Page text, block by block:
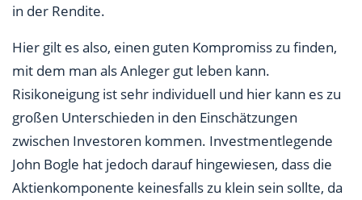
in der Rendite.
Hier gilt es also, einen guten Kompromiss zu finden,
mit dem man als Anleger gut leben kann.
Risikoneigung ist sehr individuell und hier kann es zu
großen Unterschieden in den Einschätzungen
zwischen Investoren kommen. Investmentlegende
John Bogle hat jedoch darauf hingewiesen, dass die
Aktienkomponente keinesfalls zu klein sein sollte, da